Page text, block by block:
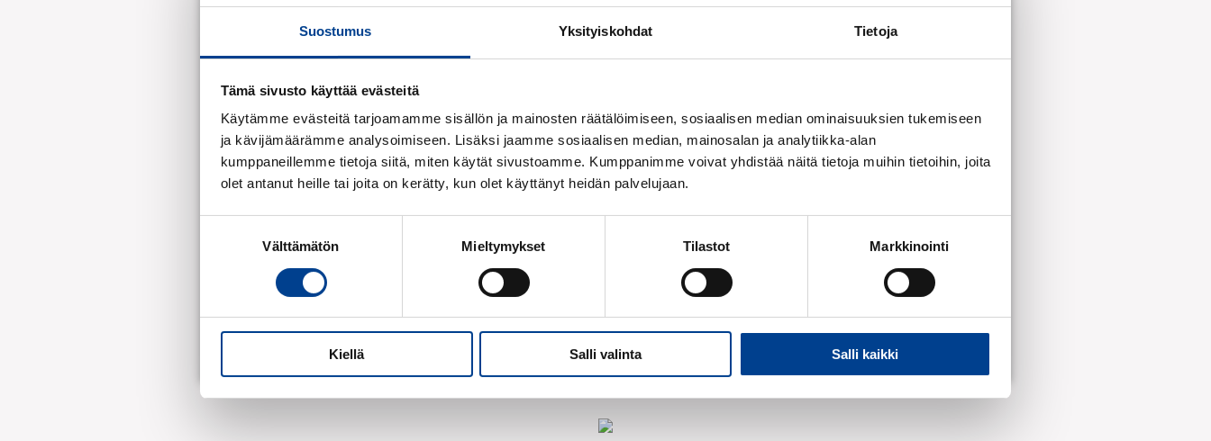
Suostumus Yksityiskohdat Tietoja
Tämä sivusto käyttää evästeitä
Käytämme evästeitä tarjoamamme sisällön ja mainosten räätälöimiseen, sosiaalisen median ominaisuuksien tukemiseen
ja kävijämäärämme analysoimiseen. Lisäksi jaamme sosiaalisen median, mainosalan ja analytiikka-alan
kumppaneillemme tietoja siitä, miten käytät sivustoamme. Kumppanimme voivat yhdistää näitä tietoja muihin tietoihin, joita
olet antanut heille tai joita on kerätty, kun olet käyttänyt heidän palvelujaan.
Välttämätön Mieltymykset Tilastot Markkinointi
Kiellä Salli valinta Salli kaikki
Kajaanin varasto Tikkapurontie
Kokkolan varasto
Oulun Citroen/Nissan/Peugeot varasto 2
Oulun Volkswagen/Seat varasto
PIETARSAAREN PÄÄVARASTO
Rovaniemen Vw/Audi varasto
Lisää ostoskoriin